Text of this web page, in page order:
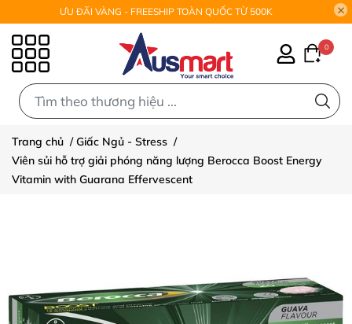
ƯU ĐÃI VÀNG - FREESHIP TOÀN QUỐC TỪ 500K
0
Trang chủ /Giấc Ngủ - Stress /
Viên sủi hỗ trợ giải phóng năng lượng Berocca Boost Energy
Vitamin with Guarana Effervescent